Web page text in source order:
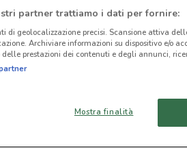
CARPI
SAN
CASALE
partner trattiamo i dati per fornire:
di geolocalizzazione precisi. Scansione attiva
Archiviare informazioni su dispositivo e/o
prestazioni dei contenuti e degli annunci,
Mostra finalità